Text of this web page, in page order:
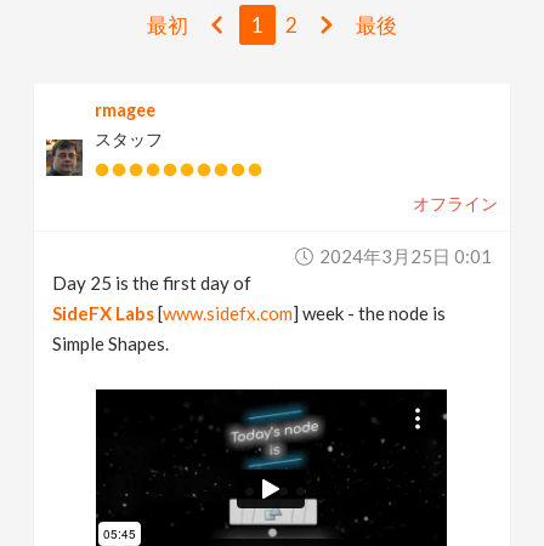
最初 1 2 最後
rmagee
スタッフ
オフライン
2024年3月25日 0:01
Day 25 is the first day of
SideFX Labs[www.sidefx.com] week - the node is
Simple Shapes.